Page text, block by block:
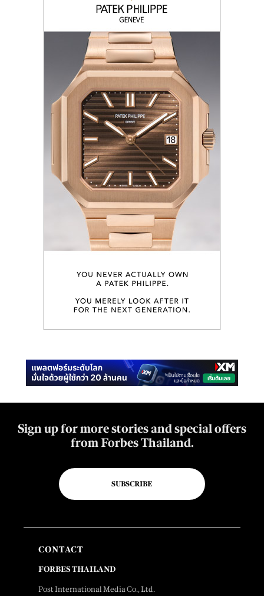
Sign up for more stories and special offers
from Forbes Thailand.
SUBSCRIBE
CONTACT
FORBES THAILAND
Post International Media Co., Ltd.